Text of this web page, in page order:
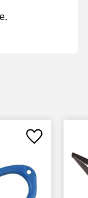
Lägg till i